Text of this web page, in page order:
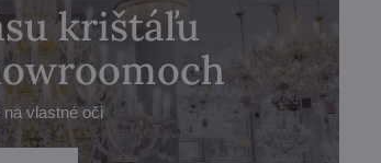
krištáľu
vlastné oči